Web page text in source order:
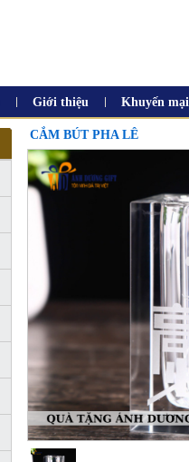
Giới thiệu Khuyến mại
CẮM BÚT PHA LÊ